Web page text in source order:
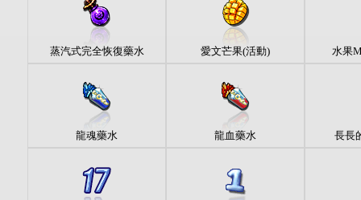
蒸汽式完全恢復藥水 愛文芒果(活動) 水果
龍魂藥水 龍血藥水 長長